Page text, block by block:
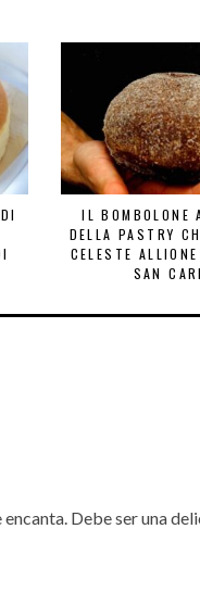
IL BOMBOLONE
DELLA PASTRY
CELESTE
SAN
Debe ser una